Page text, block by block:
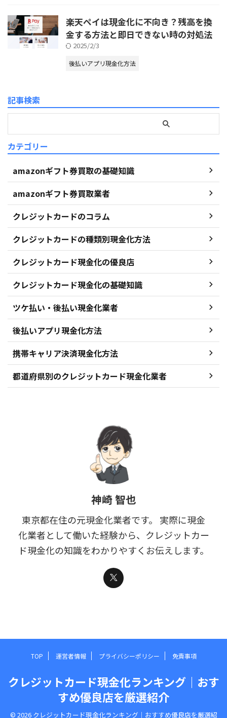
楽天ペイは現金化に不向き？残高を換
金する方法と即日できない時の対処法
2025/2/3
後払いアプリ現金化方法
記事検索
カテゴリー
amazonギフト券買取の基礎知識
amazonギフト券買取業者
クレジットカードのコラム
クレジットカードの種類別現金化方法
クレジットカード現金化の優良店
クレジットカード現金化の基礎知識
ツケ払い・後払い現金化業者
後払いアプリ現金化方法
携帯キャリア決済現金化方法
都道府県別のクレジットカード現金化業者
神崎 智也
東京都在住の元現金化業者です。 実際に現金
化業者として働いた経験から、クレジットカー
ド現金化の知識をわかりやすくお伝えします。
TOP 運営者情報 プライバシーポリシー 免責事項
クレジットカード現金化ランキング｜おす
すめ優良店を厳選紹介
© 2026 クレジットカード現金化ランキング｜おすすめ優良店を厳選紹